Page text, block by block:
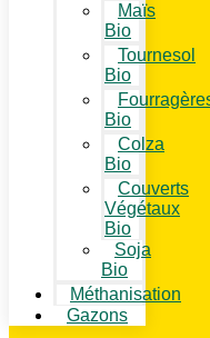
Maïs
Bio
Tournesol
Bio
Bio
Colza
Bio
Couverts
Végétaux
Bio
Soja
Bio
Méthanisation
Gazons